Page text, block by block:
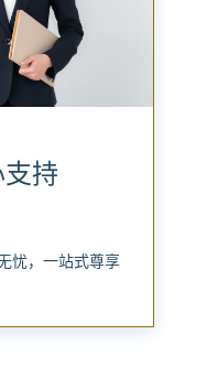
持
忧，一站式尊享